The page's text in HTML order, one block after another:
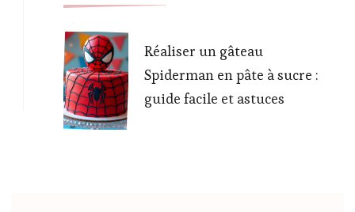
Réaliser un gâteau
Spiderman en pâte à sucre :
guide facile et astuces